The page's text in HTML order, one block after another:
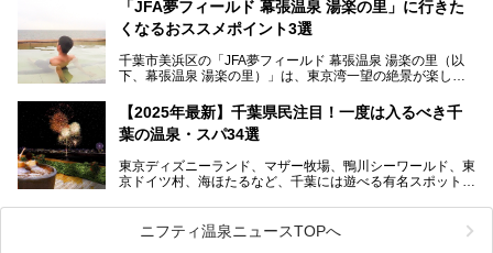
す。
ださい。
か竜泉寺の湯にて体験イベントを開催。花王サクセスの製品
が無料で試せるチャンスです！
提供元：花王株式会社【PR】
この記事は花王株式会社商品のPRレポート記事です。
「JFA夢フィールド 幕張温泉 湯楽の里」に行きた
くなるおススメポイント3選
千葉市美浜区の「JFA夢フィールド 幕張温泉 湯楽の里（以
下、幕張温泉 湯楽の里）」は、東京湾一望の絶景が楽しめ
設備も天然温泉の露天風呂、サウナ、岩盤浴のほか、高濃度
炭酸泉、海の見えるお休み処や食事処、展望抜群の屋上ま
で、年代を問わずたっぷり楽しめます。
今回は人気のこの施設の中でも、特におススメしたい3つの
ポイントについて厳選してお届けします。読めばきっと、行
【2025年最新】千葉県民注目！一度は入るべき千
葉の温泉・スパ34選
東京ディズニーランド、マザー牧場、鴨川シーワールド、東
京ドイツ村、海ほたるなど、千葉には遊べる有名スポットが
県で生まれ、千葉県で育ち、つい最近まで千葉在住だった私
がお勧めする、一度は入るべき千葉の温泉・スパ34選をま
とめました。
ニフティ温泉ニュースTOPへ